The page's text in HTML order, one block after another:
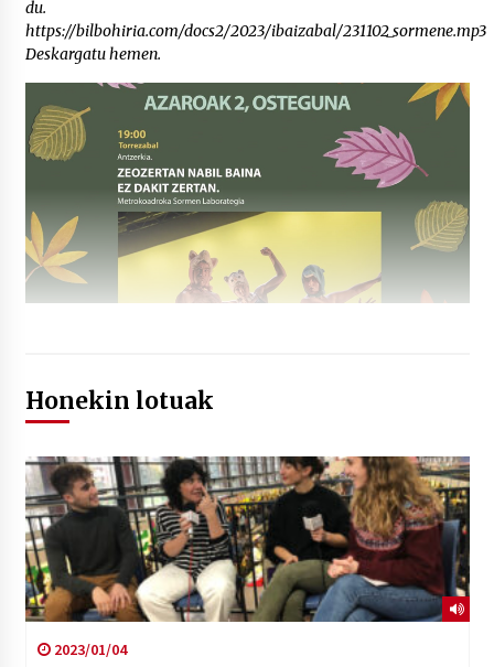
du.
https://bilbohiria.com/docs2/2023/ibaizabal/231102_sormene.mp3
Deskargatu hemen.
Honekin lotuak
2023/01/04